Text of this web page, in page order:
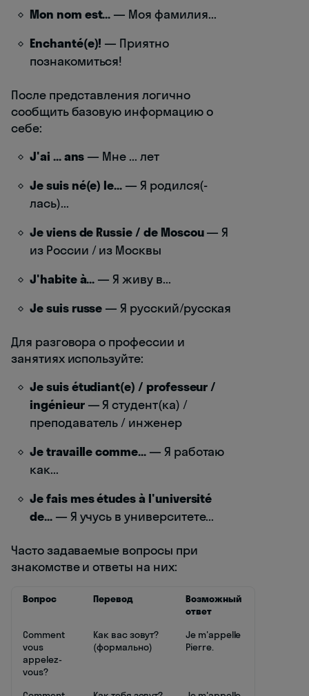
Mon nom est... — Моя фамилия...
Enchanté(e)! — Приятно
познакомиться!
После представления логично
сообщить базовую информацию о
себе:
J'ai ... ans — Мне ... лет
Je suis né(e) le... — Я родился(-
лась)...
Je viens de Russie / de Moscou— Я
из России / из Москвы
J'habite à... — Я живу в...
Je suis russe — Я русский/русская
Для разговора о профессии и
занятиях используйте:
Je suis étudiant(e) / professeur /
ingénieur— Я студент(ка) /
преподаватель / инженер
Je travaille comme...— Я работаю
как...
Je fais mes études à l'université
de...— Я учусь в университете...
Часто задаваемые вопросы при
знакомстве и ответы на них:
Вопрос Перевод
Возможный
ответ
Comment
vous
appelez-
vous?
Как вас зовут?
(формально)
Je m'appelle
Pierre.